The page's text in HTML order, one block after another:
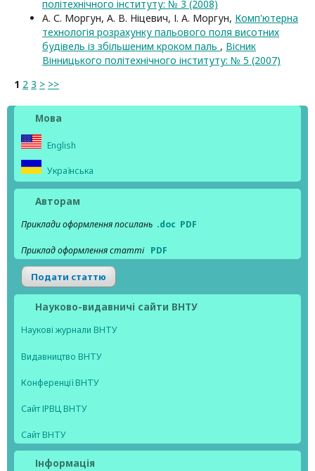
політехнічного інституту: № 3 (2008)
А. С. Моргун, А. В. Ніцевич, І. А. Моргун, Комп'ютерна
технологія розрахунку пальового поля висотних
будівель із збільшеним кроком паль , Вісник
Вінницького політехнічного інституту: № 5 (2007)
1 2 3 > >>
Мова
English
Українська
Авторам
Приклади оформлення посилань .doc PDF
Приклад оформлення статті PDF
Подати статтю
Науково-видавничі сайти ВНТУ
Наукові журнали ВНТУ
Видавництво ВНТУ
Конференції ВНТУ
Сайт ІРВЦ ВНТУ
Сайт ВНТУ
Інформація